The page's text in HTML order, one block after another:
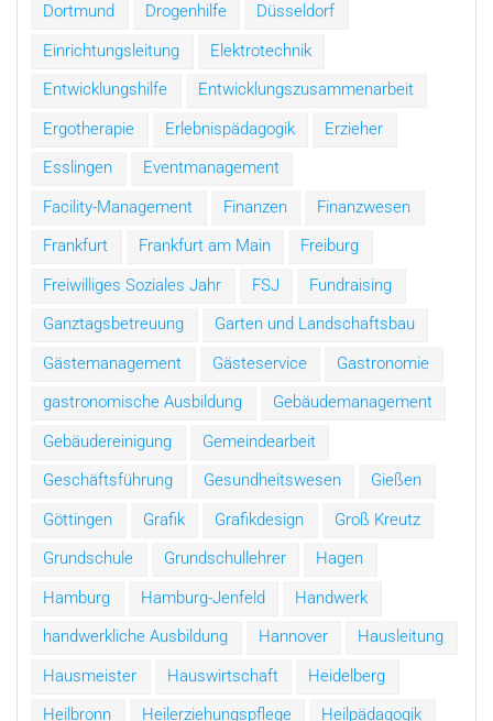
Dortmund
Drogenhilfe
Düsseldorf
Einrichtungsleitung
Elektrotechnik
Entwicklungshilfe
Entwicklungszusammenarbeit
Ergotherapie
Erlebnispädagogik
Erzieher
Esslingen
Eventmanagement
Facility-Management
Finanzen
Finanzwesen
Frankfurt
Frankfurt am Main
Freiburg
Freiwilliges Soziales Jahr
FSJ
Fundraising
Ganztagsbetreuung
Garten und Landschaftsbau
Gästemanagement
Gästeservice
Gastronomie
gastronomische Ausbildung
Gebäudemanagement
Gebäudereinigung
Gemeindearbeit
Geschäftsführung
Gesundheitswesen
Gießen
Göttingen
Grafik Grafikdesign
Groß Kreutz
Grundschule
Grundschullehrer
Hagen
Hamburg
Hamburg-Jenfeld
Handwerk
handwerkliche Ausbildung
Hannover
Hausleitung
Hausmeister
Hauswirtschaft
Heidelberg
Heilbronn
Heilerziehungspflege
Heilpädagogik